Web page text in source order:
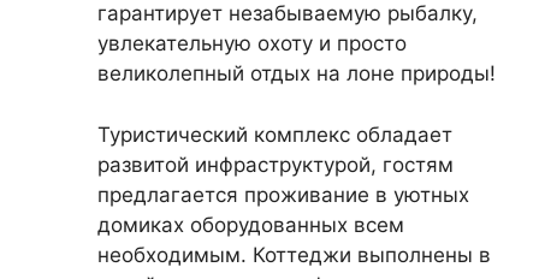
гарантирует незабываемую рыбалку,
увлекательную охоту и просто
великолепный отдых на лоне природы!
Туристический комплекс обладает
развитой инфраструктурой, гостям
предлагается проживание в уютных
домиках оборудованных всем
необходимым. Коттеджи выполнены в